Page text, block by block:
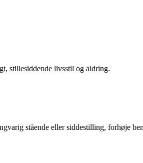
stillesiddende livsstil og aldring.
stående eller siddestilling, forhøje